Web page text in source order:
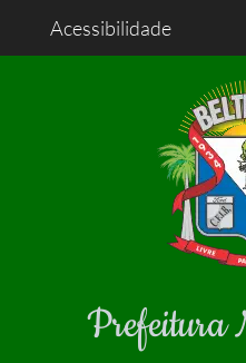
Acessibilidade
Prefeitura